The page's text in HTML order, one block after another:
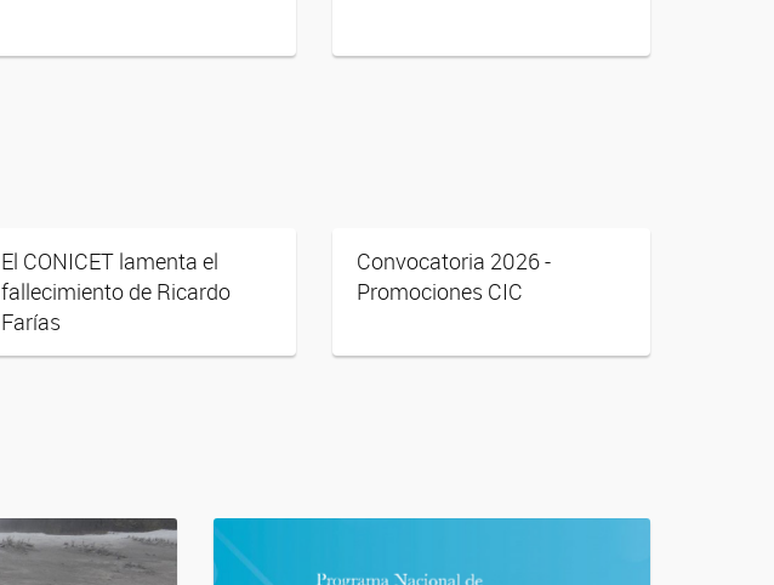
El CONICET lamenta el
fallecimiento de Ricardo
Farías
Convocatoria 2026 -
Promociones CIC